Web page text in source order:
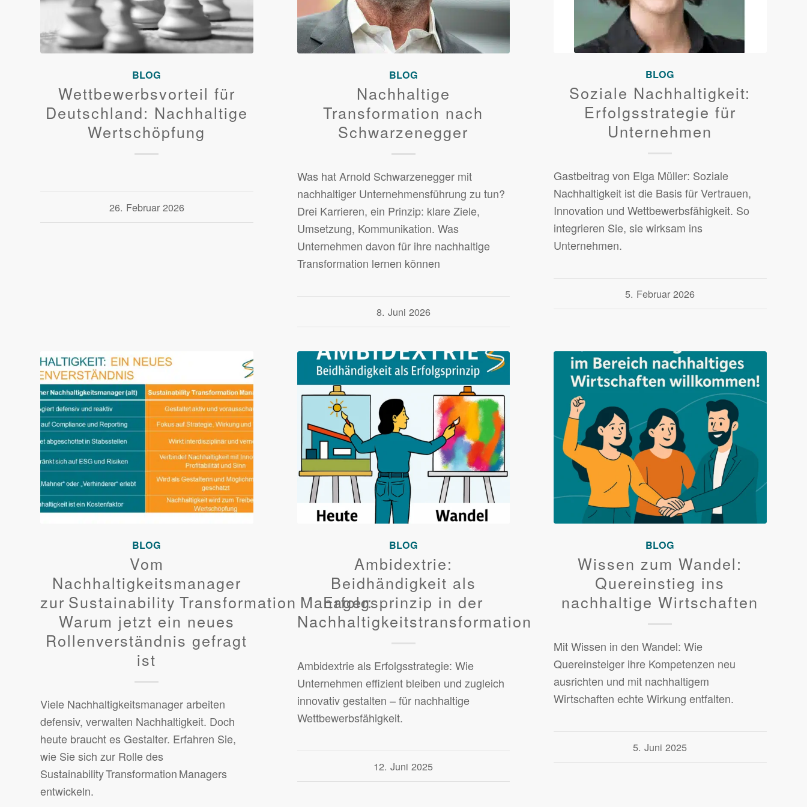
BLOG
Wettbewerbsvorteil für
Deutschland: Nachhaltige
Wertschöpfung
26. Februar 2026
BLOG
Nachhaltige
Transformation nach
Schwarzenegger
Was hat Arnold Schwarzenegger mit
nachhaltiger Unternehmensführung zu tun?
Drei Karrieren, ein Prinzip: klare Ziele,
Umsetzung, Kommunikation. Was
Unternehmen davon für ihre nachhaltige
Transformation lernen können
8. Juni 2026
BLOG
Soziale Nachhaltigkeit:
Erfolgsstrategie für
Unternehmen
Gastbeitrag von Elga Müller: Soziale
Nachhaltigkeit ist die Basis für Vertrauen,
Innovation und Wettbewerbsfähigkeit. So
integrieren Sie, sie wirksam ins
Unternehmen.
5. Februar 2026
BLOG
Vom
Nachhaltigkeitsmanager
zur Sustainability Transformation Manager:
Warum jetzt ein neues
Rollenverständnis gefragt
ist
Viele Nachhaltigkeitsmanager arbeiten
defensiv, verwalten Nachhaltigkeit. Doch
heute braucht es Gestalter. Erfahren Sie,
wie Sie sich zur Rolle des
Sustainability Transformation Managers
entwickeln.
BLOG
Ambidextrie:
Beidhändigkeit als
Erfolgsprinzip in der
Nachhaltigkeitstransformation
Ambidextrie als Erfolgsstrategie: Wie
Unternehmen effizient bleiben und zugleich
innovativ gestalten – für nachhaltige
Wettbewerbsfähigkeit.
12. Juni 2025
BLOG
Wissen zum Wandel:
Quereinstieg ins
nachhaltige Wirtschaften
Mit Wissen in den Wandel: Wie
Quereinsteiger ihre Kompetenzen neu
ausrichten und mit nachhaltigem
Wirtschaften echte Wirkung entfalten.
5. Juni 2025